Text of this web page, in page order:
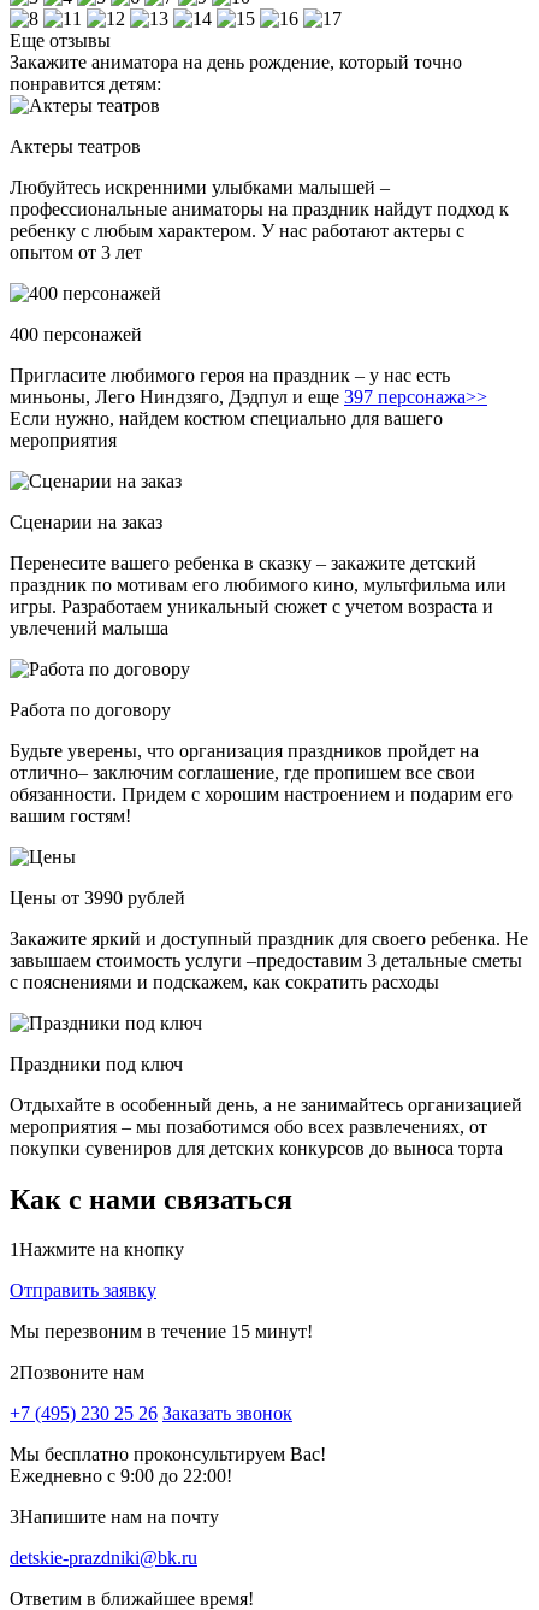
Еще отзывы
Закажите аниматора на день рождение, который точно
понравится детям:
Актеры театров
Любуйтесь искренними улыбками малышей –
профессиональные аниматоры на праздник найдут подход к
ребенку с любым характером. У нас работают актеры с
опытом от 3 лет
400 персонажей
Пригласите любимого героя на праздник – у нас есть
миньоны, Лего Ниндзяго, Дэдпул и еще 397 персонажа>>
Если нужно, найдем костюм специально для вашего
мероприятия
Сценарии на заказ
Перенесите вашего ребенка в сказку – закажите детский
праздник по мотивам его любимого кино, мультфильма или
игры. Разработаем уникальный сюжет с учетом возраста и
увлечений малыша
Работа по договору
Будьте уверены, что организация праздников пройдет на
отлично– заключим соглашение, где пропишем все свои
обязанности. Придем с хорошим настроением и подарим его
вашим гостям!
Цены от 3990 рублей
Закажите яркий и доступный праздник для своего ребенка. Не
завышаем стоимость услуги –предоставим 3 детальные сметы
с пояснениями и подскажем, как сократить расходы
Праздники под ключ
Отдыхайте в особенный день, а не занимайтесь организацией
мероприятия – мы позаботимся обо всех развлечениях, от
покупки сувениров для детских конкурсов до выноса торта
Как с нами связаться
1Нажмите на кнопку
Отправить заявку
Мы перезвоним в течение 15 минут!
2Позвоните нам
+7 (495) 230 25 26 Заказать звонок
Мы бесплатно проконсультируем Вас!
Ежедневно с 9:00 до 22:00!
3Напишите нам на почту
detskie-prazdniki@bk.ru
Ответим в ближайшее время!